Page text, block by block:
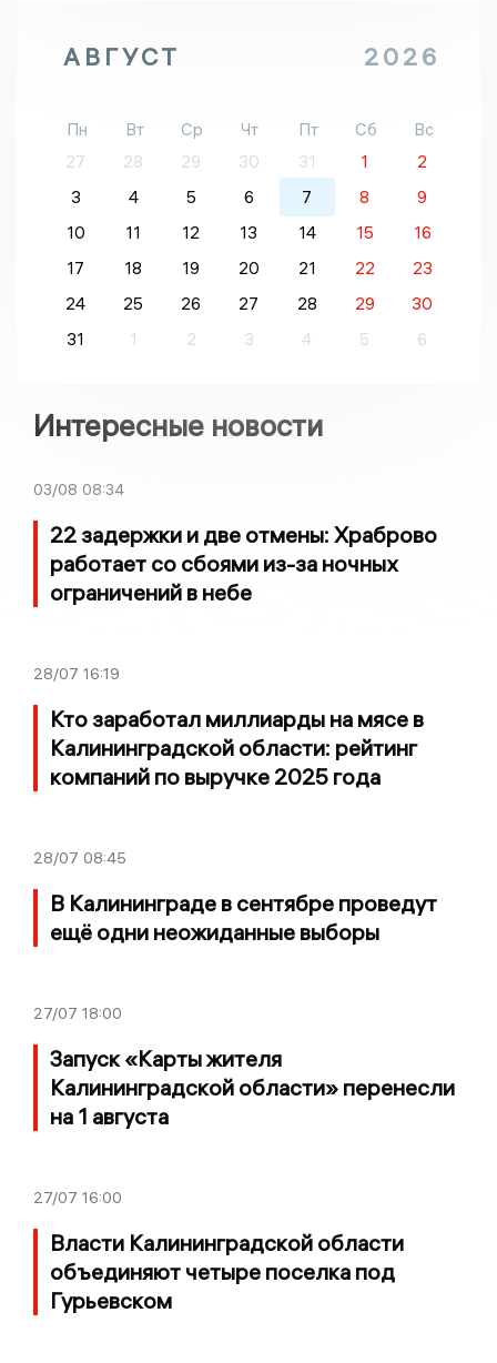
АВГУСТ 2026
Пн Вт Ср Чт Пт Сб
Вс
27
28 29 30 31 1
2
3
4 5 6 7 8
9
10
11 12 13 14 15
16
17
18 19 20 21 22
23
24
25 26 27 28 29
30
31
1 2 3 4 5 6
Интересные новости
03/08 08:34
22 задержки и две отмены: Храброво
работает со сбоями из-за ночных
ограничений в небе
28/07 16:19
Кто заработал миллиарды на мясе в
Калининградской области: рейтинг
компаний по выручке 2025 года
28/07 08:45
В Калининграде в сентябре проведут
ещё одни неожиданные выборы
27/07 18:00
Запуск «Карты жителя
Калининградской области» перенесли
на 1 августа
27/07 16:00
Власти Калининградской области
объединяют четыре поселка под
Гурьевском